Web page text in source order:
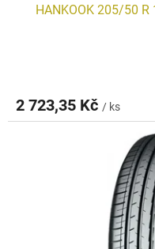
HANKOOK 205/50 R
2 723,35 Kč / ks